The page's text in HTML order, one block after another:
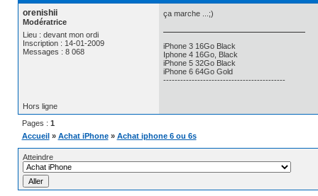
orenishii
Modératrice
Lieu : devant mon ordi
Inscription : 14-01-2009
Messages : 8 068
ça marche ...;)
iPhone 3 16Go Black
Iphone 4 16Go, Black
iPhone 5 32Go Black
iPhone 6 64Go Gold
-------------------------------------------
Hors ligne
Pages : 1
Accueil » Achat iPhone » Achat iphone 6 ou 6s
Atteindre